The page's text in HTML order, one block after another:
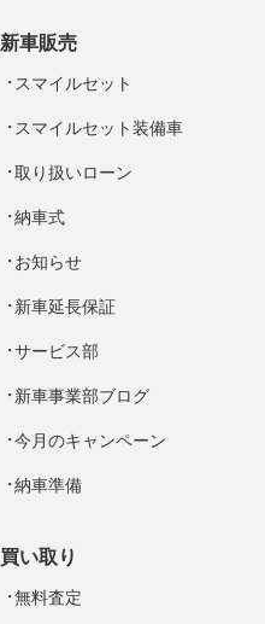
新車販売
スマイルセット
スマイルセット装備車
取り扱いローン
納車式
お知らせ
新車延長保証
サービス部
新車事業部ブログ
今月のキャンペーン
納車準備
買い取り
無料査定